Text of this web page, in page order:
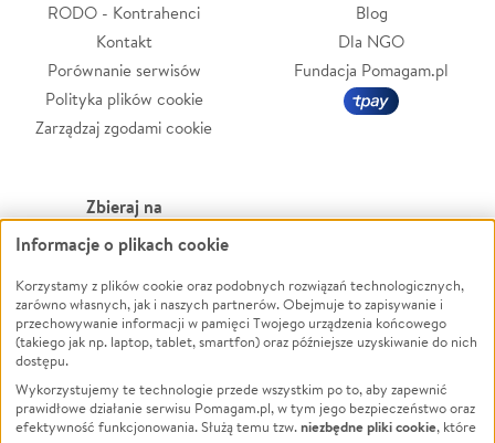
RODO - Kontrahenci
Kontakt
Porównanie serwisów
Polityka plików cookie
Zarządzaj zgodami cookie
Blog
Dla NGO
Fundacja Pomagam.pl
Zbieraj na
Leczenie
Zwierzęta
Pożar
Ukraina
Pomoc Finansowa
Projekty
Powódź
Wichura
NGO
Edukacja
Podróż
Informacje o plikach cookie
Korzystamy z plików cookie oraz podobnych rozwiązań technologicznych,
zarówno własnych, jak i naszych partnerów. Obejmuje to zapisywanie i
przechowywanie informacji w pamięci Twojego urządzenia końcowego
(takiego jak np. laptop, tablet, smartfon) oraz późniejsze uzyskiwanie do nich
dostępu.
Wykorzystujemy te technologie przede wszystkim po to, aby zapewnić
prawidłowe działanie serwisu Pomagam.pl, w tym jego bezpieczeństwo oraz
efektywność funkcjonowania. Służą temu tzw.niezbędne pliki cookie, które